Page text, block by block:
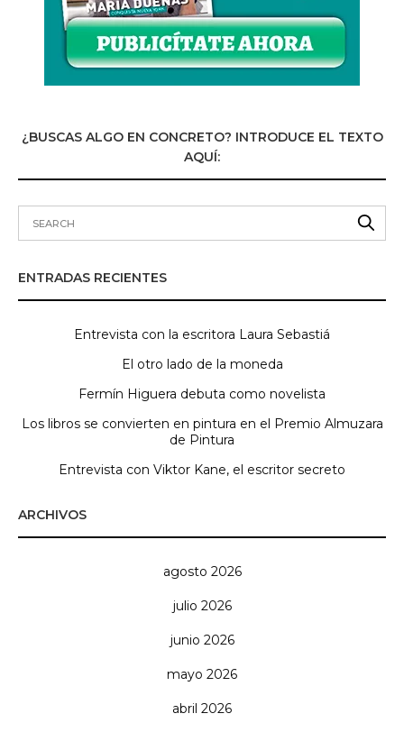
¿BUSCAS ALGO EN CONCRETO? INTRODUCE EL TEXTO
AQUÍ:
ENTRADAS RECIENTES
Entrevista con la escritora Laura Sebastiá
El otro lado de la moneda
Fermín Higuera debuta como novelista
Los libros se convierten en pintura en el Premio Almuzara
de Pintura
Entrevista con Viktor Kane, el escritor secreto
ARCHIVOS
agosto 2026
julio 2026
junio 2026
mayo 2026
abril 2026